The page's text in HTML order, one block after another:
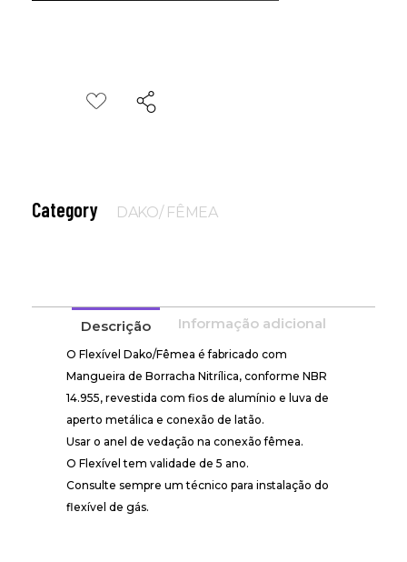
Category DAKO/ FÊMEA
Descrição Informação adicional
O Flexível Dako/Fêmea é fabricado com
Mangueira de Borracha Nitrílica, conforme NBR
14.955, revestida com fios de alumínio e luva de
aperto metálica e conexão de latão.
Usar o anel de vedação na conexão fêmea.
O Flexível tem validade de 5 ano.
Consulte sempre um técnico para instalação do
flexível de gás.